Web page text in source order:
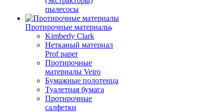
пылесосы
Протирочные материалы
Kimberly Clark
Нетканый материал
Prof paper
Протирочные
материалы Veiro
Бумажные полотенца
Туалетная бумага
Протирочные
салфетки